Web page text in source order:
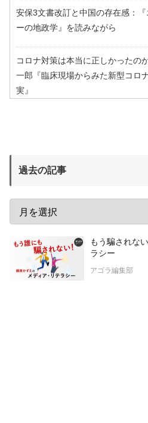
安保3文書改訂と中国の存在感：
ーの地政学』を読みながら
コロナ対策は本当に正しかったの
一郎『臨床現場からみた新型コロ
実』
過去の記事
もう騙されな
ラシー
アゴラ編集部